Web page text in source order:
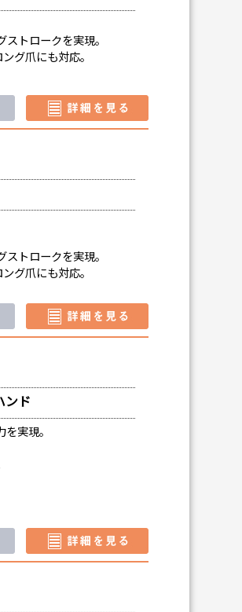
トロークを実現。
グ爪にも対応。
トロークを実現。
グ爪にも対応。
ンド
実現。